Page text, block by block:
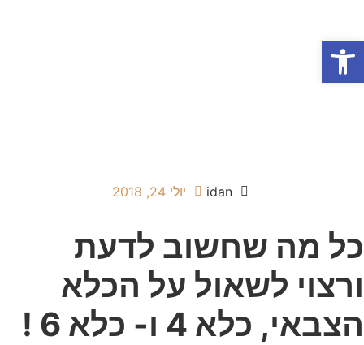
idan יולי 24, 2018
כל מה שחשוב לדעת
ורצוי לשאול על הכלא
הצבאי, כלא 4 ו- כלא 6 !
פתח סרגל נגישות